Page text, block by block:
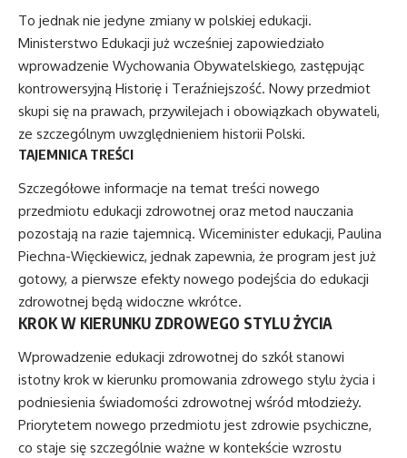
To jednak nie jedyne zmiany w polskiej edukacji.
Ministerstwo Edukacji już wcześniej zapowiedziało
wprowadzenie Wychowania Obywatelskiego, zastępując
kontrowersyjną Historię i Teraźniejszość. Nowy przedmiot
skupi się na prawach, przywilejach i obowiązkach obywateli,
ze szczególnym uwzględnieniem historii Polski.
TAJEMNICA TREŚCI
Szczegółowe informacje na temat treści nowego
przedmiotu edukacji zdrowotnej oraz metod nauczania
pozostają na razie tajemnicą. Wiceminister edukacji, Paulina
Piechna-Więckiewicz, jednak zapewnia, że program jest już
gotowy, a pierwsze efekty nowego podejścia do edukacji
zdrowotnej będą widoczne wkrótce.
KROK W KIERUNKU ZDROWEGO STYLU ŻYCIA
Wprowadzenie edukacji zdrowotnej do szkół stanowi
istotny krok w kierunku promowania zdrowego stylu życia i
podniesienia świadomości zdrowotnej wśród młodzieży.
Priorytetem nowego przedmiotu jest zdrowie psychiczne,
co staje się szczególnie ważne w kontekście wzrostu